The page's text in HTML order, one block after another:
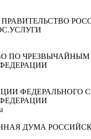
ПО
ФЕДЕРАЛЬНОГО
ДУМА